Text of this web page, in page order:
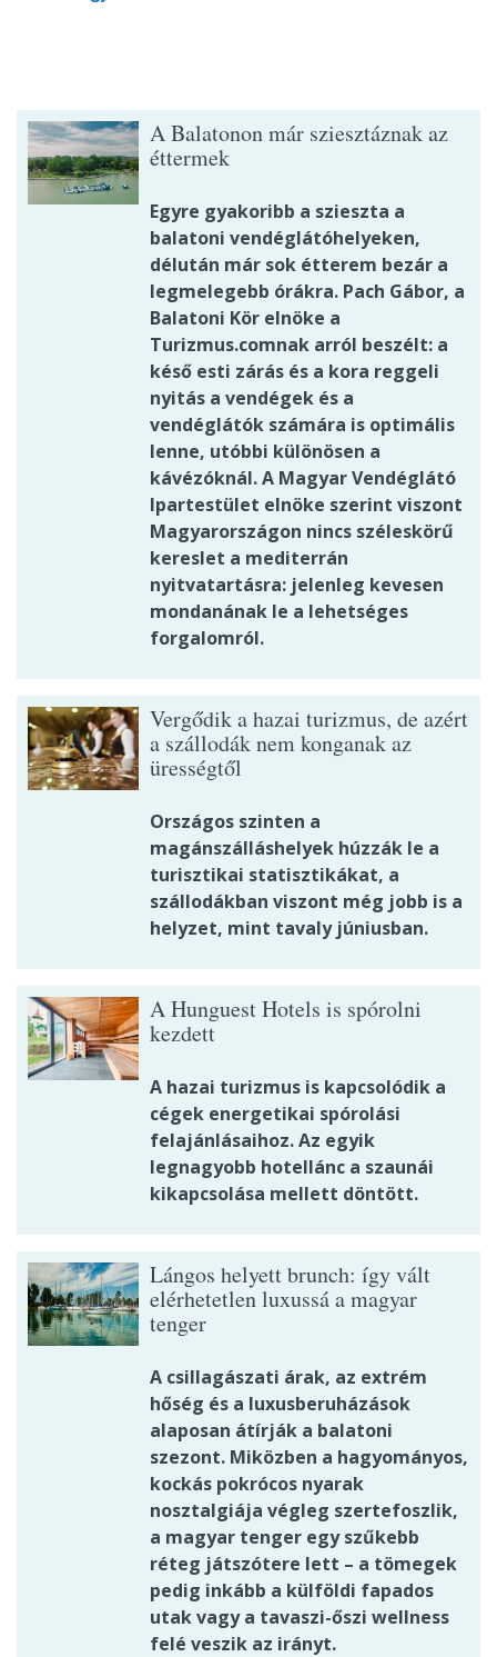
A Balatonon már sziesztáznak az
éttermek
Egyre gyakoribb a szieszta a
balatoni vendéglátóhelyeken,
délután már sok étterem bezár a
legmelegebb órákra. Pach Gábor, a
Balatoni Kör elnöke a
Turizmus.comnak arról beszélt: a
késő esti zárás és a kora reggeli
nyitás a vendégek és a
vendéglátók számára is optimális
lenne, utóbbi különösen a
kávézóknál. A Magyar Vendéglátó
Ipartestület elnöke szerint viszont
Magyarországon nincs széleskörű
kereslet a mediterrán
nyitvatartásra: jelenleg kevesen
mondanának le a lehetséges
forgalomról.
Vergődik a hazai turizmus, de azért
a szállodák nem konganak az
ürességtől
Országos szinten a
magánszálláshelyek húzzák le a
turisztikai statisztikákat, a
szállodákban viszont még jobb is a
helyzet, mint tavaly júniusban.
A Hunguest Hotels is spórolni
kezdett
A hazai turizmus is kapcsolódik a
cégek energetikai spórolási
felajánlásaihoz. Az egyik
legnagyobb hotellánc a szaunái
kikapcsolása mellett döntött.
Lángos helyett brunch: így vált
elérhetetlen luxussá a magyar
tenger
A csillagászati árak, az extrém
hőség és a luxusberuházások
alaposan átírják a balatoni
szezont. Miközben a hagyományos,
kockás pokrócos nyarak
nosztalgiája végleg szertefoszlik,
a magyar tenger egy szűkebb
réteg játszótere lett – a tömegek
pedig inkább a külföldi fapados
utak vagy a tavaszi-őszi wellness
felé veszik az irányt.